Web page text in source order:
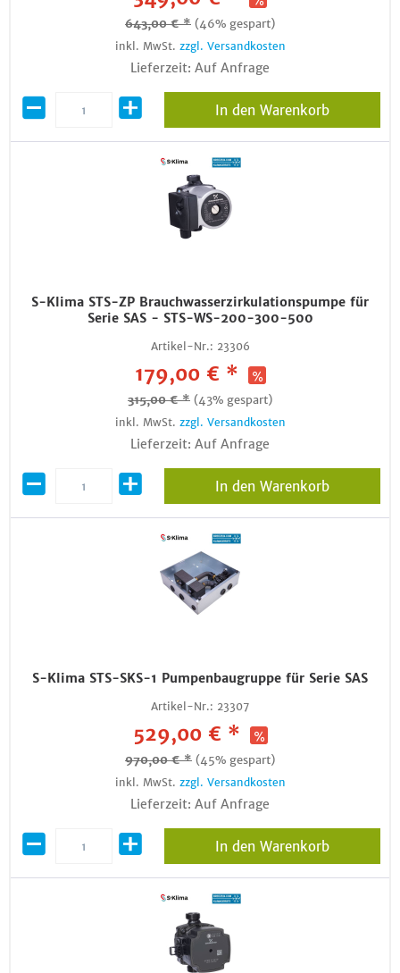
643,00 € * (46% gespart)
inkl. MwSt. zzgl. Versandkosten
Lieferzeit: Auf Anfrage
In den Warenkorb
S-Klima STS-ZP Brauchwasserzirkulationspumpe für
Serie SAS - STS-WS-200-300-500
Artikel-Nr.: 23306
179,00 € *
315,00 € * (43% gespart)
inkl. MwSt. zzgl. Versandkosten
Lieferzeit: Auf Anfrage
In den Warenkorb
S-Klima STS-SKS-1 Pumpenbaugruppe für Serie SAS
Artikel-Nr.: 23307
529,00 € *
970,00 € * (45% gespart)
inkl. MwSt. zzgl. Versandkosten
Lieferzeit: Auf Anfrage
In den Warenkorb